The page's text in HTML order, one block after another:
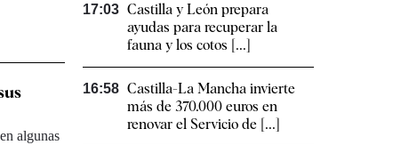
algunas
17:03 Castilla y León prepara
ayudas para recuperar la
fauna y los cotos [...]
16:58 Castilla-La Mancha invierte
más de 370.000 euros en
renovar el Servicio de [...]